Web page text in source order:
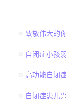
致敬伟大的
自闭症小孩
高功能自闭
自闭症患儿